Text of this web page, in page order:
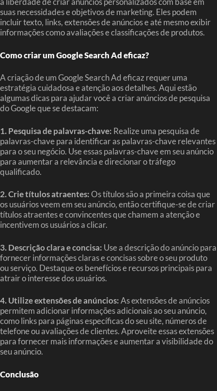
suas necessidades e objetivos de marketing. Eles podem
incluir texto, links, extensões de anúncios e até mesmo exibir
informações como avaliações e classificações de produtos.
Como criar um Google Search Ad eficaz?
A criação de um Google Search Ad eficaz requer uma
estratégia cuidadosa e atenção aos detalhes. Aqui estão
algumas dicas para ajudar você a criar anúncios de pesquisa
do Google que se destacam:
1. Pesquisa de palavras-chave: Realize uma pesquisa de
palavras-chave para identificar as palavras-chave relevantes
para o seu negócio. Use essas palavras-chave em seu anúncio
para aumentar a relevância e direcionar o tráfego
qualificado.
2. Crie títulos atraentes:Os títulos são a primeira coisa que
os usuários veem em seu anúncio, então certifique-se de criar
títulos atraentes e convincentes que chamem a atenção e
incentivem os usuários a clicar.
3. Descrição clara e concisa: Use a descrição do anúncio para
fornecer informações claras e concisas sobre o seu produto
ou serviço. Destaque os benefícios e recursos principais para
atrair o interesse dos usuários.
4. Utilize extensões de anúncios:As extensões de anúncios
permitem adicionar informações adicionais ao seu anúncio,
como links para páginas específicas do seu site, números de
telefone ou avaliações de clientes. Aproveite essas extensões
para fornecer mais informações e aumentar a visibilidade do
seu anúncio.
Conclusão